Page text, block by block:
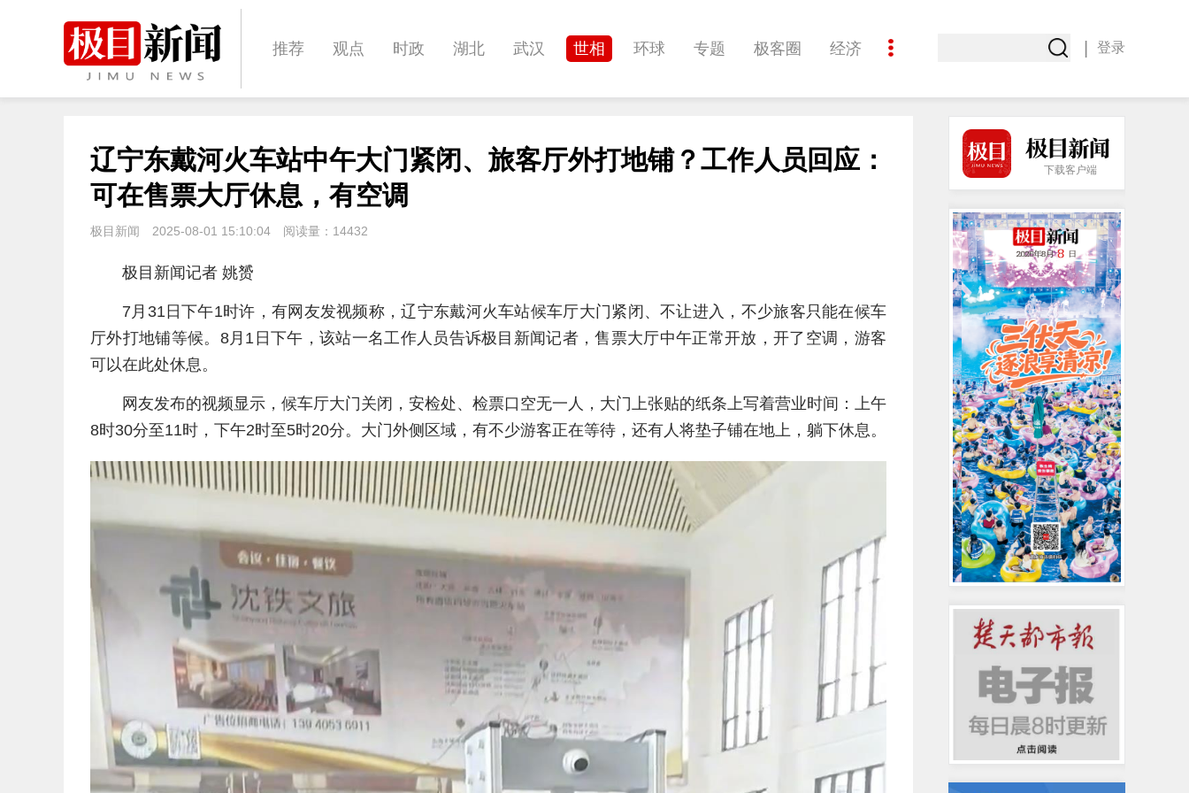
推荐 观点 时政 湖北 武汉 世相 环球 专题 极客圈 经济
体育 娱乐 影像 帅作文 International 职教院 酒道
登录
辽宁东戴河火车站中午大门紧闭、旅客厅外打地铺？工作人员回应：
可在售票大厅休息，有空调
极目新闻 2025-08-01 15:10:04 阅读量： 14432
极目新闻记者 姚赟
7月31日下午1时许，有网友发视频称，辽宁东戴河火车站候车厅大门紧闭、不让进入，不少旅客只能在候车
厅外打地铺等候。8月1日下午，该站一名工作人员告诉极目新闻记者，售票大厅中午正常开放，开了空调，游客
可以在此处休息。
网友发布的视频显示，候车厅大门关闭，安检处、检票口空无一人，大门上张贴的纸条上写着营业时间：上午
8时30分至11时，下午2时至5时20分。大门外侧区域，有不少游客正在等待，还有人将垫子铺在地上，躺下休息。
下载客户端